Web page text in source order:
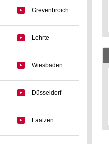
Grevenbroich
Lehrte
Wiesbaden
Düsseldorf
Laatzen